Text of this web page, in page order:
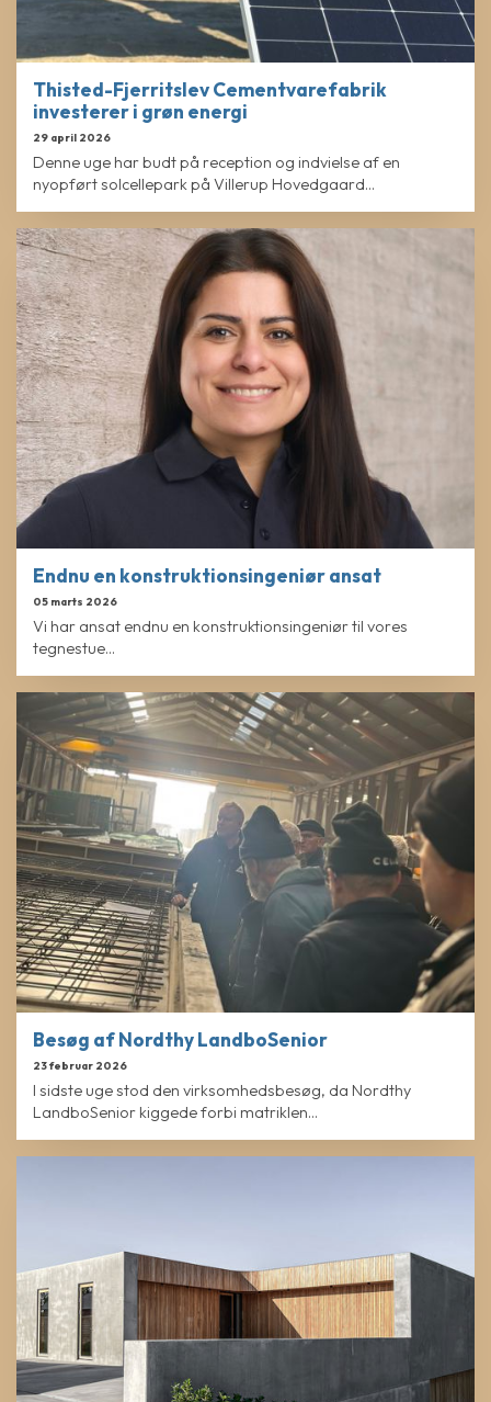
Thisted-Fjerritslev Cementvarefabrik
investerer i grøn energi
29 april 2026
Denne uge har budt på reception og indvielse af en
nyopført solcellepark på Villerup Hovedgaard...
Endnu en konstruktionsingeniør ansat
05 marts 2026
Vi har ansat endnu en konstruktionsingeniør til vores
tegnestue...
Besøg af Nordthy LandboSenior
23 februar 2026
I sidste uge stod den virksomhedsbesøg, da Nordthy
LandboSenior kiggede forbi matriklen...